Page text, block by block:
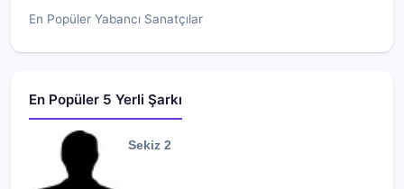
En Popüler Yabancı Sanatçılar
En Popüler 5 Yerli Şarkı
Sekiz 2